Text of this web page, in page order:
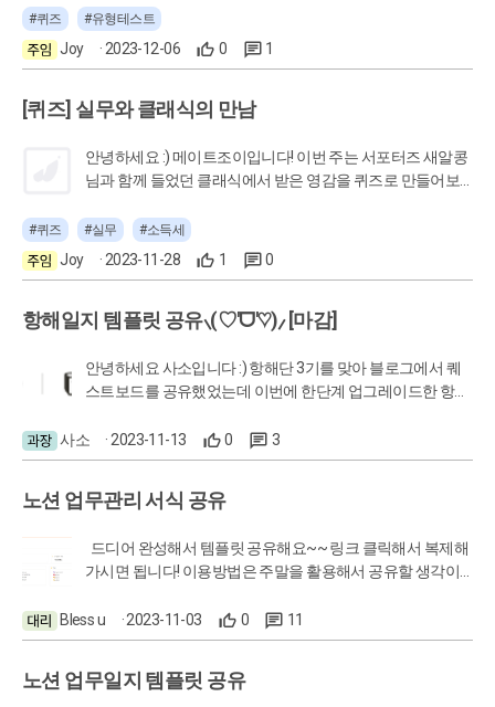
본 적 없다면 이 유형 테스트가 유용할 수 있습니다! 지금 바
로 테스트 해볼까요? 딱 3분이면 충분해요! 테스트가 끝나면
Joy · 2023-12-06 0 1
#퀴즈 #유형테스트
[퀴즈] 실무와 클래식의 만남
안녕하세요 :) 메이트조이입니다! 이번 주는 서포터즈 새알콩
님과 함께 들었던 클래식에서 받은 영감을 퀴즈로 만들어보
Joy · 2023-11-28 1 0
#퀴즈 #실무 #소득세
항해일지 템플릿 공유⸜(♡'ᗜ'♡)⸝ [마감]
안녕하세요 사소입니다 :) 항해단 3기를 맞아 블로그에서 퀘
스트보드를 공유했었는데 이번에 한단계 업그레이드한 항해
항해일지는 제가 항해단에 참여하면서, 만들어 온 노션 템플
릿이예요. 사소하게 나의 기록을 남기고 싶어서 1기 때는 프
는 퀘스트 보드를 활용해 챌린지에 도전해 보았죠! ㅎㅎ 그리
템플릿을 완성했습니다vV 크루분들과 함께 사용하면 좋을
것 같아 복제링크를 공유하니 편하게 복제해가세요 ~.~!
기 챌린지만 등록되어있습니다 :) 🔗 마감되었습니다 :) 📄
복제방법 : 링크 클릭 후 상단의 복제를 클릭해주세요 🚨 링
크는 복제해가신 후 자유롭게 변형하여 사용해도 되지만, 무
단배포 및 상업적 이용은 불가합니다. 별도의 안내없이 링
사소 · 2023-11-13 0 3
노션 업무관리 서식 공유
가시면 됩니다! 이용방법은 주말을 활용해서 공유할 생각이
는 란으로 정성적 목표와 정량적 목표를 적는 곳입니다. 템플
릿 네비게이션 속에는 각 페이지 링크를 걸어둬서 클릭하면
기록을 한 눈에 볼 수 있도록 한 곳으로 강의 공부에 새로 만들
Bless u · 2023-11-03 0 11
노션 업무일지 템플릿 공유